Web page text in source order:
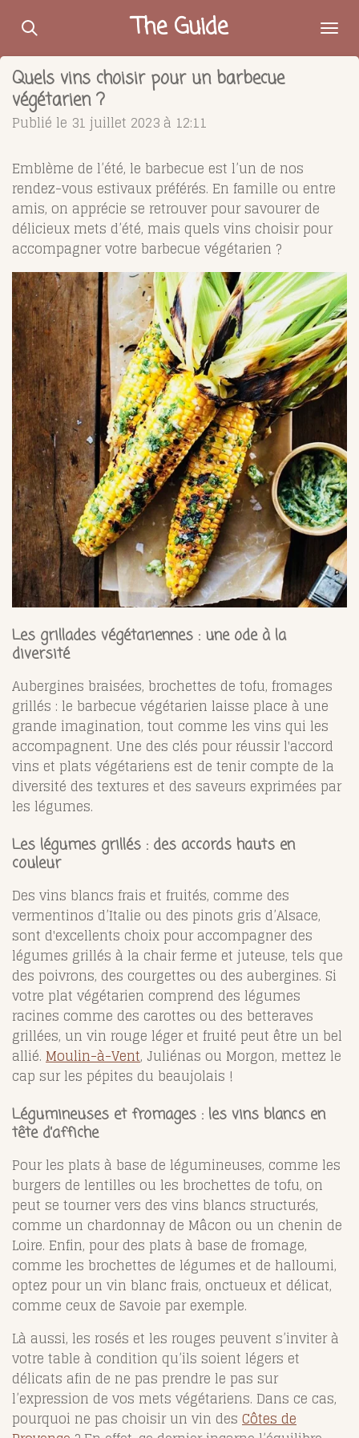
Passer
contenu
principal
The Guide
Quels vins choisir pour un barbecue
végétarien ?
Publié le 31 juillet 2023 à 12:11
Emblème de l’été, le barbecue est l’un de nos
rendez-vous estivaux préférés. En famille ou entre
amis, on apprécie se retrouver pour savourer de
délicieux mets d’été, mais quels vins choisir pour
accompagner votre barbecue végétarien ?
Les grillades végétariennes : une ode à la
diversité
Aubergines braisées, brochettes de tofu, fromages
grillés : le barbecue végétarien laisse place à une
grande imagination, tout comme les vins qui les
accompagnent. Une des clés pour réussir l'accord
vins et plats végétariens est de tenir compte de la
diversité des textures et des saveurs exprimées par
les légumes.
Les légumes grillés : des accords hauts en
couleur
Des vins blancs frais et fruités, comme des
vermentinos d’Italie ou des pinots gris d’Alsace,
sont d'excellents choix pour accompagner des
légumes grillés à la chair ferme et juteuse, tels que
des poivrons, des courgettes ou des aubergines. Si
votre plat végétarien comprend des légumes
racines comme des carottes ou des betteraves
grillées, un vin rouge léger et fruité peut être un bel
allié. Moulin-à-Vent, Juliénas ou Morgon, mettez le
cap sur les pépites du beaujolais !
Légumineuses et fromages : les vins blancs en
tête d’affiche
Pour les plats à base de légumineuses, comme les
burgers de lentilles ou les brochettes de tofu, on
peut se tourner vers des vins blancs structurés,
comme un chardonnay de Mâcon ou un chenin de
Loire. Enfin, pour des plats à base de fromage,
comme les brochettes de légumes et de halloumi,
optez pour un vin blanc frais, onctueux et délicat,
comme ceux de Savoie par exemple.
Là aussi, les rosés et les rouges peuvent s’inviter à
votre table à condition qu’ils soient légers et
délicats afin de ne pas prendre le pas sur
l’expression de vos mets végétariens. Dans ce cas,
pourquoi ne pas choisir un vin des Côtes de